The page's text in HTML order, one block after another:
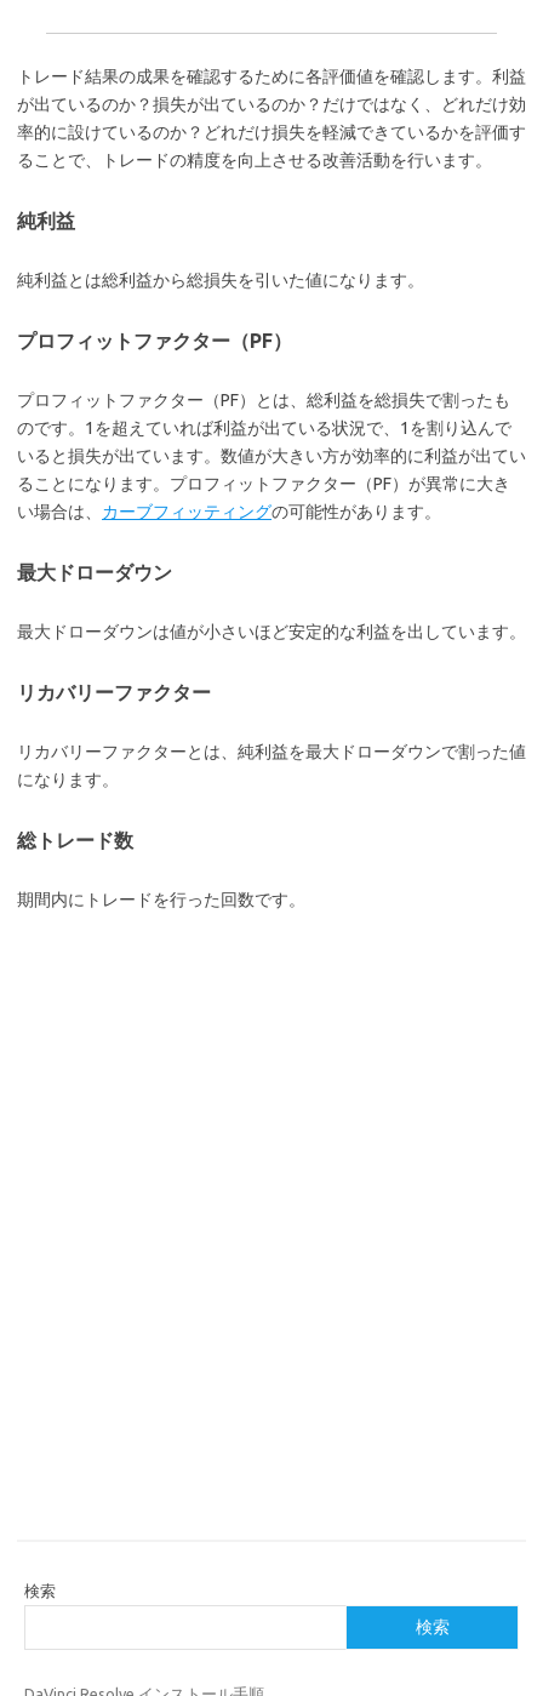
トレード結果の成果を確認するために各評価値を確認します。利益
が出ているのか？損失が出ているのか？だけではなく、どれだけ効
率的に設けているのか？どれだけ損失を軽減できているかを評価す
ることで、トレードの精度を向上させる改善活動を行います。
純利益
純利益とは総利益から総損失を引いた値になります。
プロフィットファクター（PF）
プロフィットファクター（PF）とは、総利益を総損失で割ったも
のです。1を超えていれば利益が出ている状況で、1を割り込んで
いると損失が出ています。数値が大きい方が効率的に利益が出てい
ることになります。プロフィットファクター（PF）が異常に大き
い場合は、 カーブフィッティングの可能性があります。
最大ドローダウン
最大ドローダウンは値が小さいほど安定的な利益を出しています。
リカバリーファクター
リカバリーファクターとは、純利益を最大ドローダウンで割った値
になります。
総トレード数
期間内にトレードを行った回数です。
検索
検索